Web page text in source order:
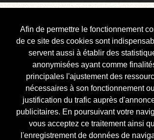
Afin de permettre le fonctionnement
de ce site des cookies sont
servent aussi à établir des
anonymisées ayant comme
principales l'ajustement des
nécessaires à son fonctionnement
justification du trafic auprès
publicitaires. En poursuivant votre
vous acceptez ce traitement ainsi
l'enregistrement de données de
Courbis, « LE »
Blog Officiel
Bienvenue
Réalisations
Divers (et d’été)
Annonces